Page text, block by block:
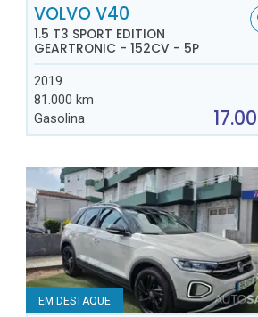
VOLVO V40
1.5 T3 SPORT EDITION
GEARTRONIC - 152CV - 5P
2019
81.000 km
Gasolina
EM DESTAQUE